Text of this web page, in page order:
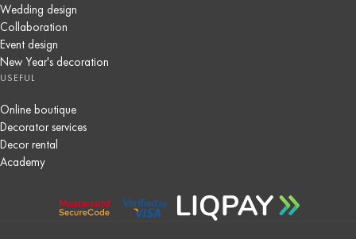
Wedding design
Collaboration
Event design
New Year's decoration
USEFUL
Online boutique
Decorator services
Decor rental
Academy